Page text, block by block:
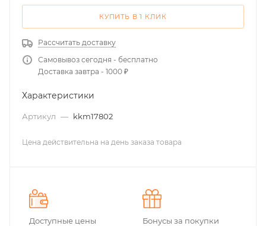
КУПИТЬ В 1 КЛИК
Рассчитать доставку
Самовывоз сегодня - бесплатно
Доставка завтра - 1000 ₽
Характеристики
Артикул — kkm17802
Цена действительна на день заказа товара
Доступные цены
Бонусы за покупки